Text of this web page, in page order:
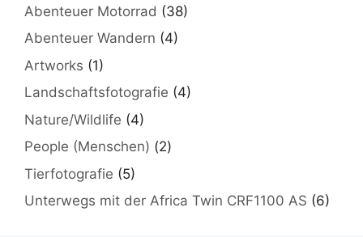
Abenteuer Motorrad (38)
Abenteuer Wandern (4)
Artworks (1)
Landschaftsfotografie (4)
Nature/Wildlife (4)
People (Menschen) (2)
Tierfotografie (5)
Unterwegs mit der Africa Twin CRF1100 AS (6)